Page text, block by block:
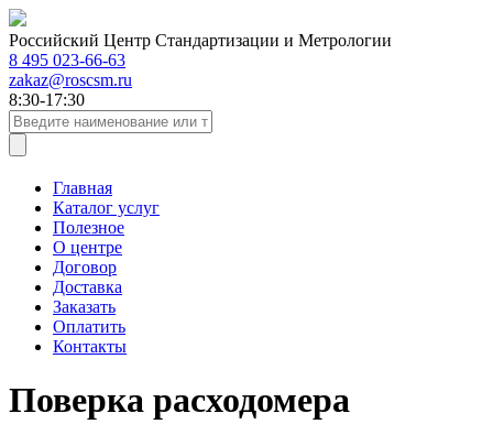
Российский Центр Стандартизации и Метрологии
8 495 023-66-63
zakaz@roscsm.ru
8:30-17:30
Главная
Каталог услуг
Полезное
О центре
Договор
Доставка
Заказать
Оплатить
Контакты
Поверка расходомера